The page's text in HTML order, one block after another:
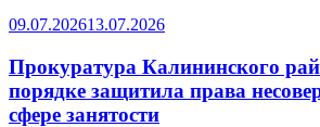
09.07.202613.07.2026
Прокуратура Калининского
порядке защитила права
сфере занятости